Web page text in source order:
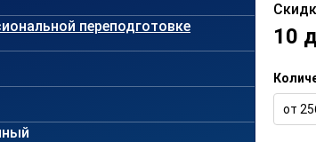
переподготовке 10
от